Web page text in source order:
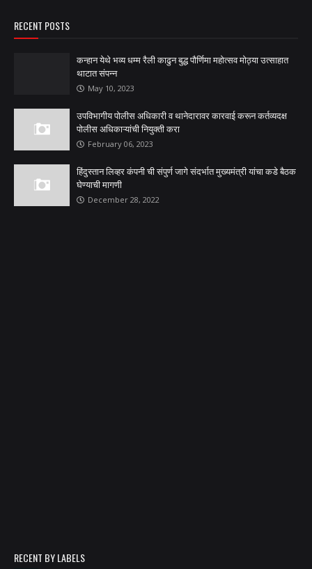
RECENT POSTS
कन्हान येथे भव्य धम्म रैली काढुन बुद्ध पौर्णिमा महोत्सव मोठ्या उत्साहात
थाटात संपन्न
May 10, 2023
उपविभागीय पोलीस अधिकारी व थानेदारावर कारवाई करून कर्तव्यदक्ष
पोलीस अधिकाऱ्यांची नियुक्ती करा
February 06, 2023
हिंदुस्तान लिव्हर कंपनी ची संपुर्ण जागे संदर्भात मुख्यमंत्री यांचा कडे बैठक
घेण्याची मागणी
December 28, 2022
RECENT BY LABELS